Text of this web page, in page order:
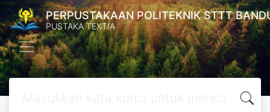
PERPUSTAKAAN POLITEKNIK STTT
PUSTAKA TEXTIA